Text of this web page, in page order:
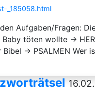
_185058.html
Aufgaben/Fragen:
töten wollte →
→ PSALMEN Wer